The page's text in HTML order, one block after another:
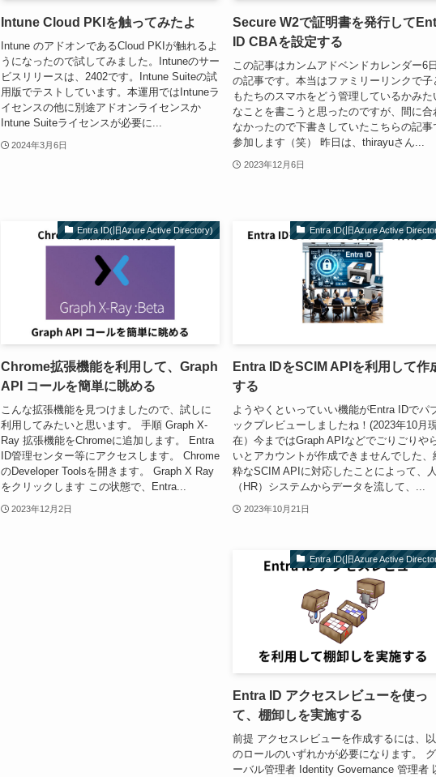
Intune Cloud PKIを触ってみたよ
Intune のアドオンであるCloud PKIが触れるよ
うになったので試してみました。Intuneのサー
ビスリリースは、2402です。Intune Suiteの試
用版でテストしています。本運用ではIntuneラ
イセンスの他に別途アドオンライセンスか
Intune Suiteライセンスが必要に...
2024年3月6日
Secure W2で証明書を発行して
ID CBAを設定する
この記事はカンムアドベンドカレンダー6
の記事です。本当はファミリーリンクで子
もたちのスマホをどう管理しているかみた
なことを書こうと思ったのですが、間に合
なかったので下書きしていたこちらの記事
参加します（笑） 昨日は、thirayuさん...
2023年12月6日
Entra ID(旧Azure Active Directory)
Chrome拡張機能を利用して、Graph
API コールを簡単に眺める
こんな拡張機能を見つけましたので、試しに
利用してみたいと思います。 手順 Graph X-
Ray 拡張機能をChromeに追加します。 Entra
ID管理センター等にアクセスします。 Chrome
のDeveloper Toolsを開きます。 Graph X Ray
をクリックします この状態で、Entra...
2023年12月2日
Entra ID(旧Azure Active
Entra IDをSCIM APIを利用して作
する
ようやくといっていい機能がEntra IDでパ
ックプレビューしましたね！(2023年10月現
在）今まではGraph APIなどでごりごりや
いとアカウントが作成できませんでした、
粋なSCIM APIに対応したことによって、
（HR）システムからデータを流して、...
2023年10月21日
Entra ID(旧Azure Active
Entra ID アクセスレビューを使っ
て、棚卸しを実施する
前提 アクセスレビューを作成するには、
のロールのいずれかが必要になります。
ーバル管理者 Identity Governance 管理者